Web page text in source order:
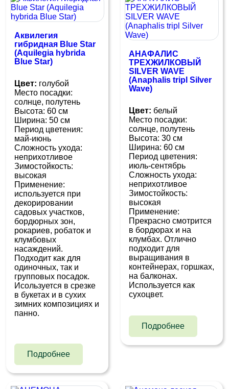
Аквилегия
гибридная Blue Star
(Aquilegia hybrida
Blue Star)
Цвет: голубой
Место посадки:
солнце, полутень
Высота: 60 см
Ширина: 50 см
Период цветения:
май-июнь
Сложность ухода:
неприхотливое
Зимостойкость:
высокая
Применение:
используется при
декорировании
садовых участков,
бордюрных зон,
рокариев, робаток и
клумбовых
насаждений.
Подходит как для
одиночных, так и
групповых посадок.
Исользуется в срезке
в букетах и в сухих
зимних композициях и
панно.
Подробнее
АНАФАЛИС
ТРЕХЖИЛКОВЫЙ
SILVER WAVE
(Anaphalis tripl Silver
Wave)
Цвет: белый
Место посадки:
cолнце, полутень
Высота: 30 см
Ширина: 60 см
Период цветения:
июль-сентябрь
Сложность ухода:
неприхотливое
Зимостойкость:
высокая
Применение:
Прекрасно смотрится
в бордюрах и на
клумбах. Отлично
подходит для
выращивания в
контейнерах, горшках,
на балконах.
Используется как
сухоцвет.
Подробнее